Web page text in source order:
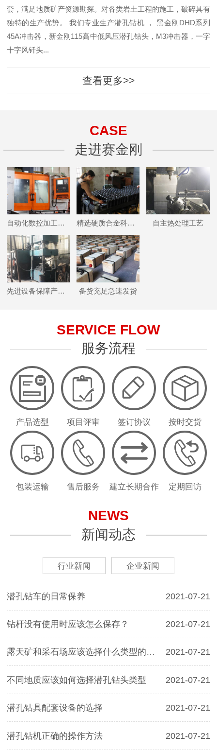
套，满足地质矿产资源勘探。对各类岩土工程的施工，破碎具有
独特的生产优势。 我们专业生产潜孔钻机 ， 黑金刚DHD系列
45A冲击器，新金刚115高中低风压潜孔钻头，M3冲击器，一字
十字风钎头...
查看更多>>
CASE
走进赛金刚
自动化数控加工设备 精选硬质合金科学布齿 自主热处理工艺
先进设备保障产品品质 备货充足急速发货
SERVICE FLOW
服务流程
产品选型 项目评审 签订协议 按时交货
包装运输 售后服务 建立长期合作 定期回访
NEWS
新闻动态
行业新闻 企业新闻
潜孔钻车的日常保养 2021-07-21
钻杆没有使用时应该怎么保存？ 2021-07-21
露天矿和采石场应该选择什么类型的冲击 2021-07-21
不同地质应该如何选择潜孔钻头类型 2021-07-21
潜孔钻具配套设备的选择 2021-07-21
潜孔钻机正确的操作方法 2021-07-21